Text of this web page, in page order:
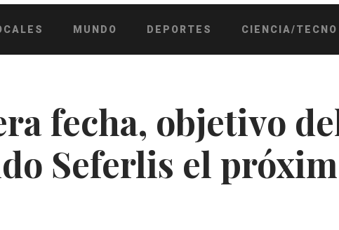
MUNDO DEPORTES CIENCIA/TECNO
fecha, objetivo
Seferlis el